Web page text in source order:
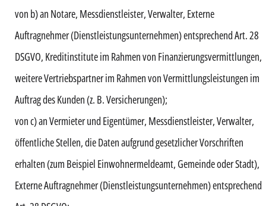
von b) an Notare, Messdienstleister, Verwalter, Externe
Auftragnehmer (Dienstleistungsunternehmen) entsprechend Art. 28
DSGVO, Kreditinstitute im Rahmen von Finanzierungsvermittlungen,
weitere Vertriebspartner im Rahmen von Vermittlungsleistungen im
Auftrag des Kunden (z. B. Versicherungen);
von c) an Vermieter und Eigentümer, Messdienstleister, Verwalter,
öffentliche Stellen, die Daten aufgrund gesetzlicher Vorschriften
erhalten (zum Beispiel Einwohnermeldeamt, Gemeinde oder Stadt),
Externe Auftragnehmer (Dienstleistungsunternehmen) entsprechend